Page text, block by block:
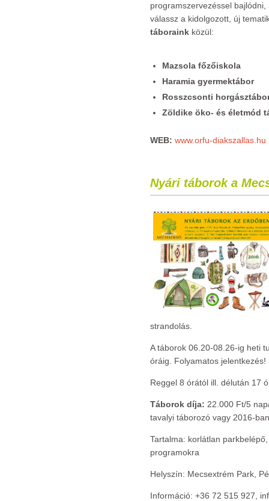
programszervezéssel bajlódni,
válassz a kidolgozott, új
táboraink közül:
Mazsola főzőiskola
Haramia gyermektábor
Rosszcsonti
Zöldike öko- és életmód
WEB: www.orfu-diakszallas.hu
Nyári táborok a
strandolás.
A táborok 06.20-08.26-ig heti
óráig. Folyamatos jelentkezés!
Reggel 8 órától ill. délután 17
Táborok díja: 22.000 Ft/5
tavalyi táborozó vagy 2016-
Tartalma: korlátlan
programokra
Helyszín: Mecsextrém Park,
Információ: +36 72 515 927,